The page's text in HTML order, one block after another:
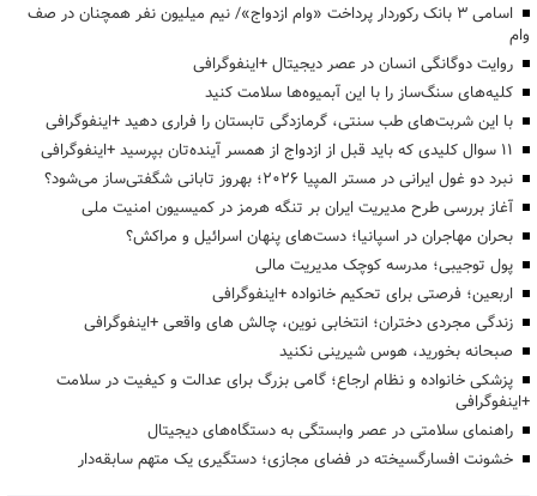
اسامی ۳ بانک رکوردار پرداخت «وام ازدواج»/ نیم میلیون نفر همچنان در صف
وام
روایت دوگانگی انسان در عصر دیجیتال +اینفوگرافی
کلیه‌های سنگ‌ساز را با این آبمیوه‌ها سلامت کنید
با این شربت‌های طب سنتی، گرمازدگی تابستان را فراری دهید +اینفوگرافی
۱۱ سوال کلیدی که باید قبل از ازدواج از همسر آینده‌تان بپرسید +اینفوگرافی
نبرد دو غول ایرانی در مستر المپیا ۲۰۲۶؛ بهروز تابانی شگفتی‌ساز می‌شود؟
آغاز بررسی طرح مدیریت ایران بر تنگه هرمز در کمیسیون امنیت ملی
بحران مهاجران در اسپانیا؛ دست‌های پنهان اسرائیل و مراکش؟
پول توجیبی؛ مدرسه کوچک مدیریت مالی
اربعین؛ فرصتی برای تحکیم خانواده +اینفوگرافی
زندگی مجردی دختران؛ انتخابی نوین، چالش های واقعی +اینفوگرافی
صبحانه بخورید، هوس شیرینی نکنید
پزشکی خانواده و نظام ارجاع؛ گامی بزرگ برای عدالت و کیفیت در سلامت
+اینفوگرافی
راهنمای سلامتی در عصر وابستگی به دستگاه‌های دیجیتال
خشونت افسارگسیخته در فضای مجازی؛ دستگیری یک متهم سابقه‌دار